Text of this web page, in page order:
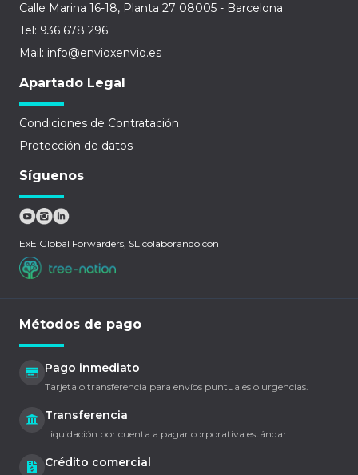
Calle Marina 16-18, Planta 27 08005 - Barcelona
Tel: 936 678 296
Mail: info@envioxenvio.es
Apartado Legal
Condiciones de Contratación
Protección de datos
Síguenos
ExE Global Forwarders, SL colaborando con
Métodos de pago
Pago inmediato
Tarjeta o transferencia para envíos puntuales o urgencias.
Transferencia
Liquidación por cuenta a pagar corporativa estándar.
Crédito comercial